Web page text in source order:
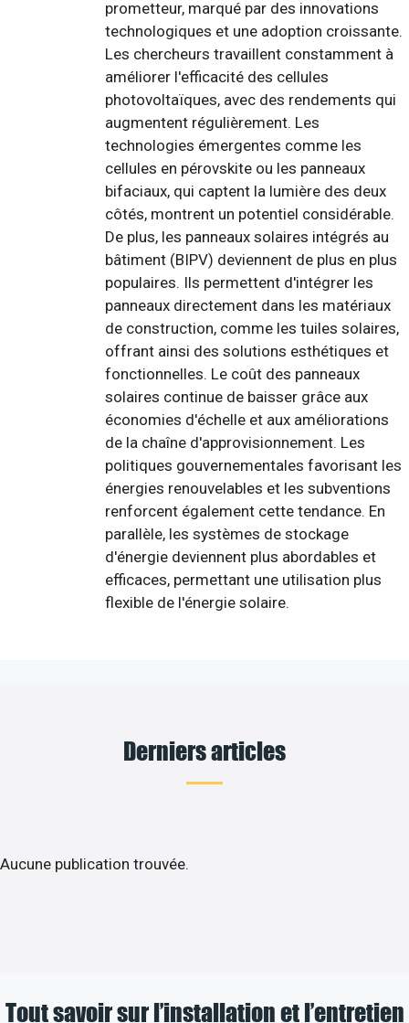
prometteur, marqué par des innovations
technologiques et une adoption croissante.
Les chercheurs travaillent constamment à
améliorer l'efficacité des cellules
photovoltaïques, avec des rendements qui
augmentent régulièrement. Les
technologies émergentes comme les
cellules en pérovskite ou les panneaux
bifaciaux, qui captent la lumière des deux
côtés, montrent un potentiel considérable.
De plus, les panneaux solaires intégrés au
bâtiment (BIPV) deviennent de plus en plus
populaires. Ils permettent d'intégrer les
panneaux directement dans les matériaux
de construction, comme les tuiles solaires,
offrant ainsi des solutions esthétiques et
fonctionnelles. Le coût des panneaux
solaires continue de baisser grâce aux
économies d'échelle et aux améliorations
de la chaîne d'approvisionnement. Les
politiques gouvernementales favorisant les
énergies renouvelables et les subventions
renforcent également cette tendance. En
parallèle, les systèmes de stockage
d'énergie deviennent plus abordables et
efficaces, permettant une utilisation plus
flexible de l'énergie solaire.
Derniers articles
Aucune publication trouvée.
Tout savoir sur l’installation et l’entretien